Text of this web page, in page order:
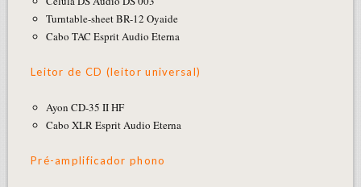
Turntable-sheet BR-12 Oyaide
Cabo TAC Esprit Audio Eterna
Leitor de CD (leitor universal)
Ayon CD-35 II HF
Cabo XLR Esprit Audio Eterna
Pré-amplificador phono